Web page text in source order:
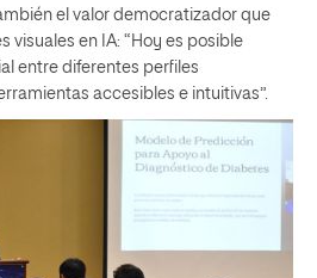
el valor democratizador que
visuales en IA: “Hoy es posible
entre diferentes perfiles
accesibles e intuitivas”.